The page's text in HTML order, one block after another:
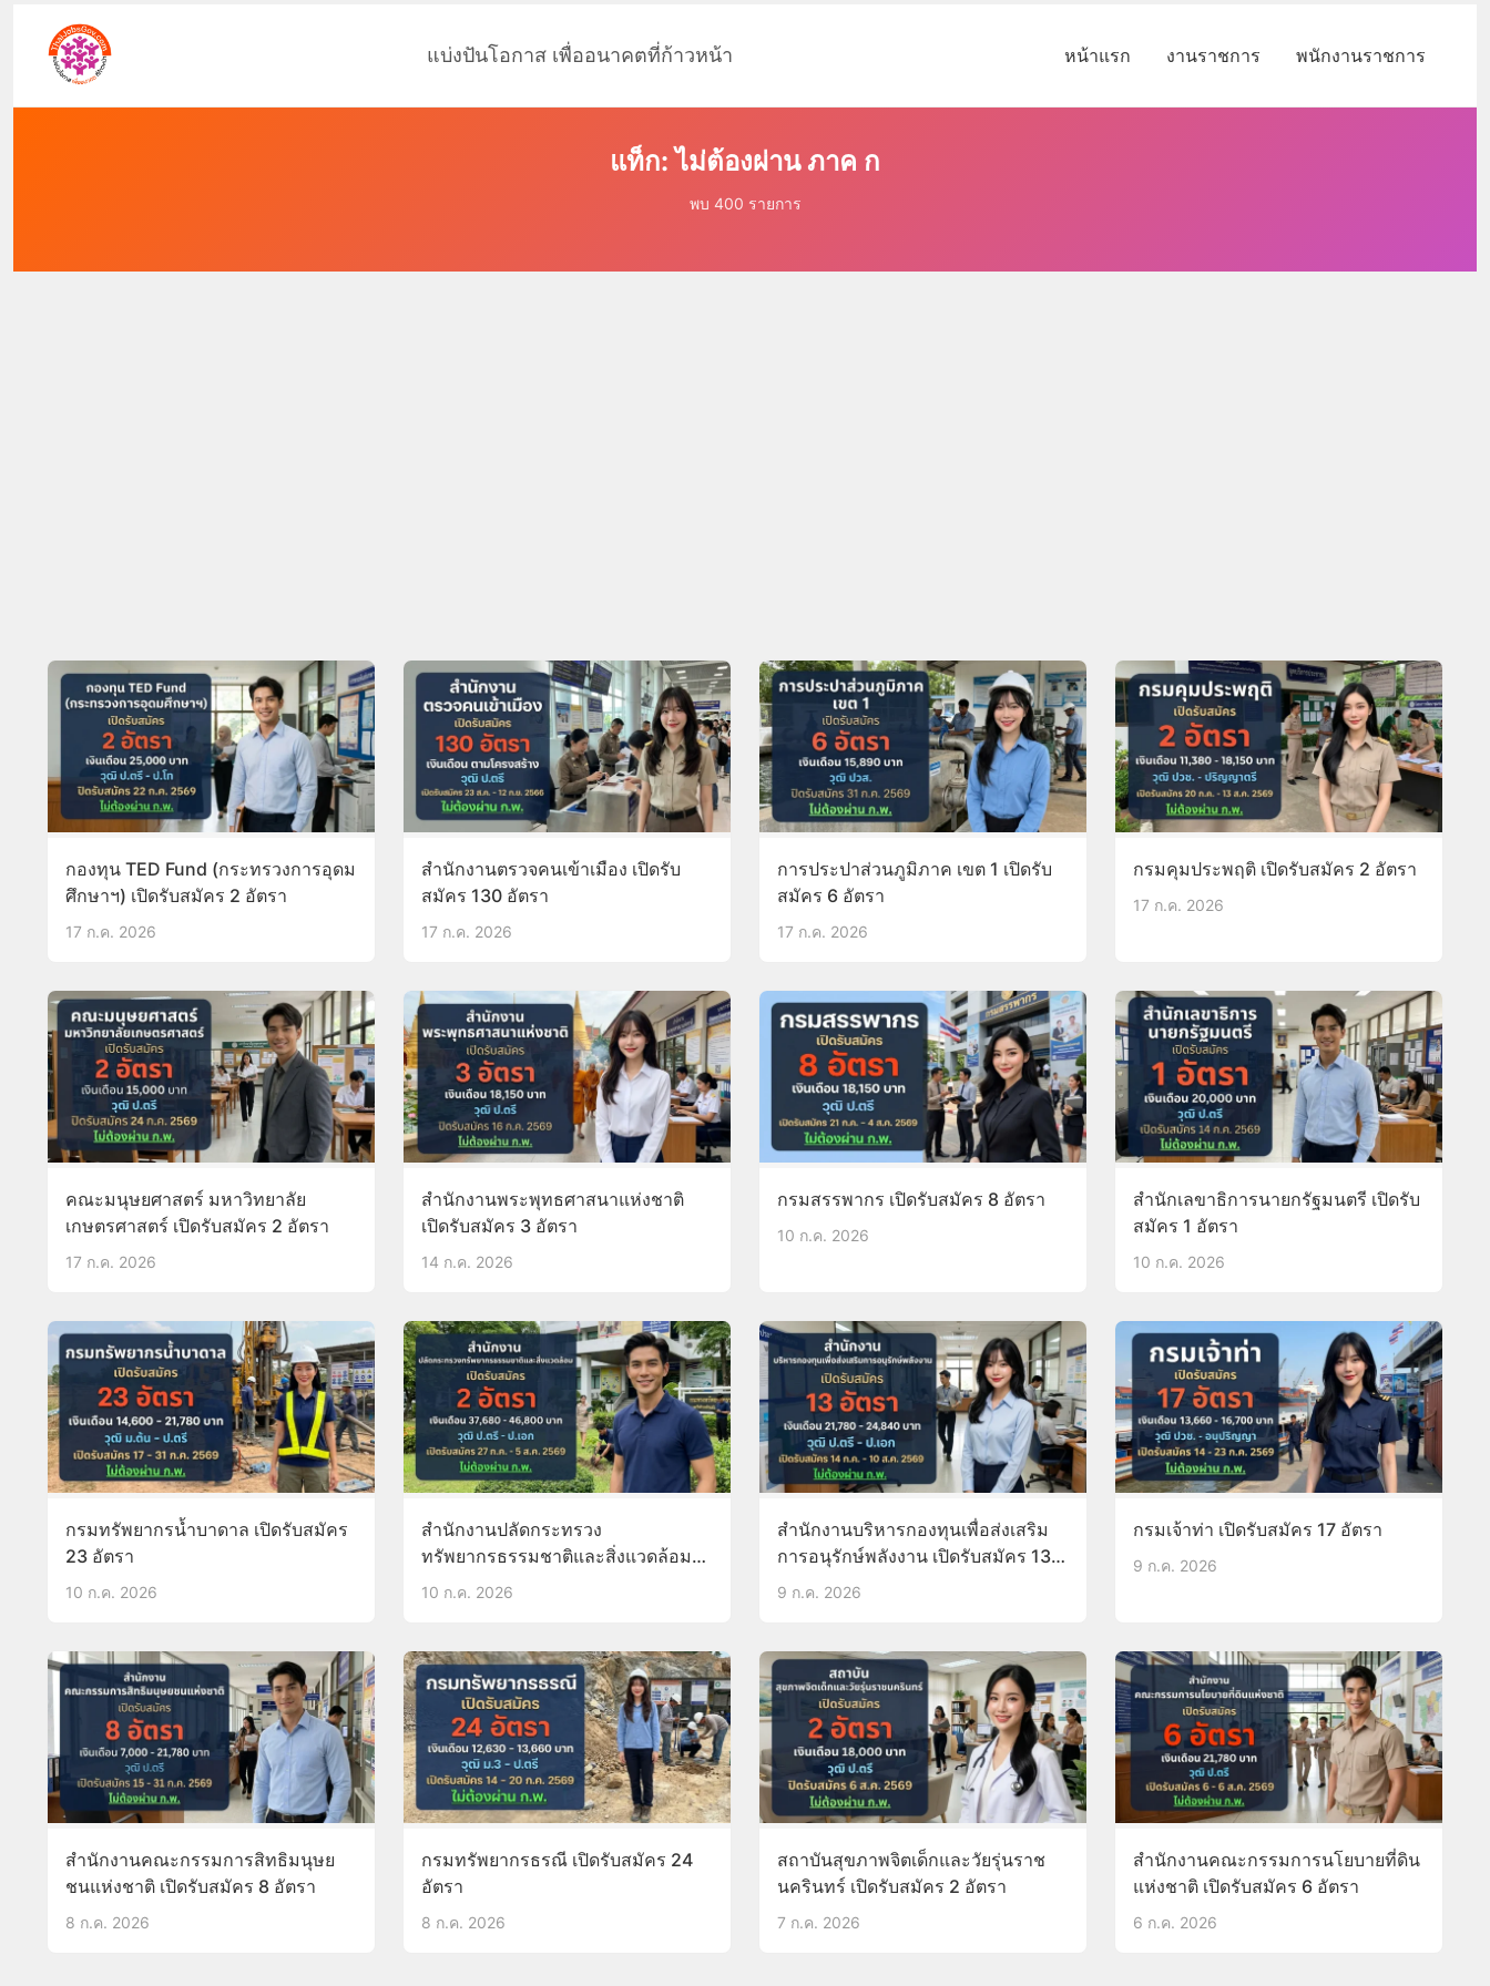
แบ่งปันโอกาส เพื่ออนาคตที่ก้าวหน้า หน้าแรก งานราชการ พนักงานราชการ
แท็ก: ไม่ต้องผ่าน ภาค ก
พบ 400 รายการ
กองทุน TED Fund (กระทรวงการอุดม
ศึกษาฯ) เปิดรับสมัคร 2 อัตรา
17 ก.ค. 2026
สำนักงานตรวจคนเข้าเมือง เปิดรับ
สมัคร 130 อัตรา
17 ก.ค. 2026
การประปาส่วนภูมิภาค เขต 1 เปิดรับ
สมัคร 6 อัตรา
17 ก.ค. 2026
กรมคุมประพฤติ เปิดรับสมัคร 2 อัตรา
17 ก.ค. 2026
คณะมนุษยศาสตร์ มหาวิทยาลัย
เกษตรศาสตร์ เปิดรับสมัคร 2 อัตรา
17 ก.ค. 2026
สำนักงานพระพุทธศาสนาแห่งชาติ
เปิดรับสมัคร 3 อัตรา
14 ก.ค. 2026
กรมสรรพากร เปิดรับสมัคร 8 อัตรา
10 ก.ค. 2026
สำนักเลขาธิการนายกรัฐมนตรี เปิดรับ
สมัคร 1 อัตรา
10 ก.ค. 2026
กรมทรัพยากรน้ำบาดาล เปิดรับสมัคร
23 อัตรา
10 ก.ค. 2026
สำนักงานปลัดกระทรวง
ทรัพยากรธรรมชาติและสิ่งแวดล้อม
เปิดรับสมัคร 2 อัตรา
10 ก.ค. 2026
สำนักงานบริหารกองทุนเพื่อส่งเสริม
การอนุรักษ์พลังงาน เปิดรับสมัคร 13
อัตรา
9 ก.ค. 2026
กรมเจ้าท่า เปิดรับสมัคร 17 อัตรา
9 ก.ค. 2026
สำนักงานคณะกรรมการสิทธิมนุษย
ชนแห่งชาติ เปิดรับสมัคร 8 อัตรา
8 ก.ค. 2026
กรมทรัพยากรธรณี เปิดรับสมัคร 24
อัตรา
8 ก.ค. 2026
สถาบันสุขภาพจิตเด็กและวัยรุ่นราช
นครินทร์ เปิดรับสมัคร 2 อัตรา
7 ก.ค. 2026
สำนักงานคณะกรรมการนโยบายที่ดิน
แห่งชาติ เปิดรับสมัคร 6 อัตรา
6 ก.ค. 2026